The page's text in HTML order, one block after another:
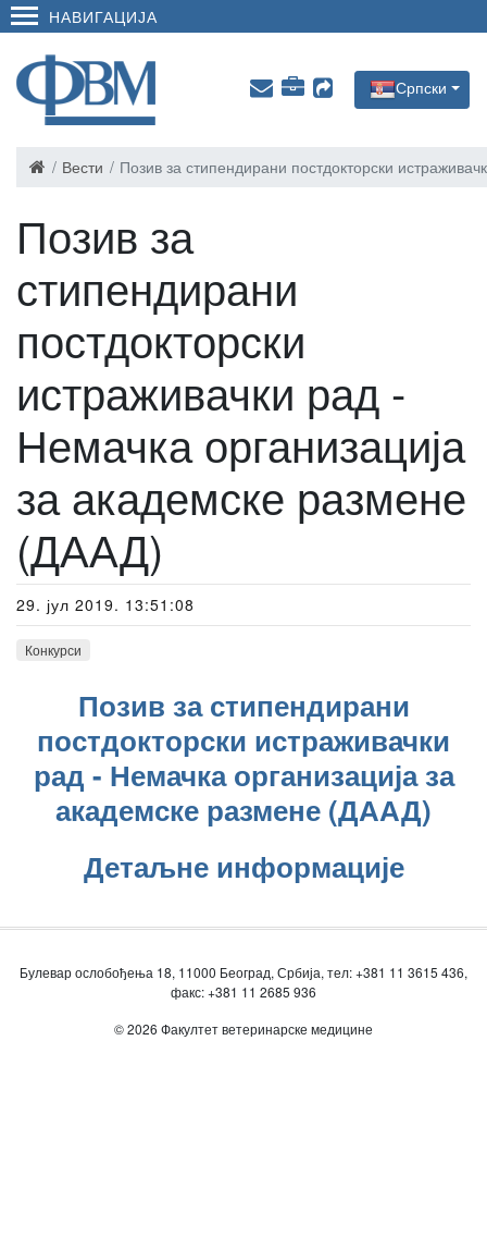
НАВИГАЦИЈА
Српски
Вести Позив за стипендирани постдокторски
Позив за
стипендирани
постдокторски
истраживачки рад -
Немачка организација
за академске размене
(ДААД)
29. јул 2019. 13:51:08
Конкурси
Позив за стипендирани
постдокторски истраживачки
рад - Немачка организација за
академске размене (ДААД)
Детаљне информације
Булевар ослобођења 18, 11000 Београд, Србија, тел: +381 11 3615 436,
факс: +381 11 2685 936
© 2026 Факултет ветеринарске медицине